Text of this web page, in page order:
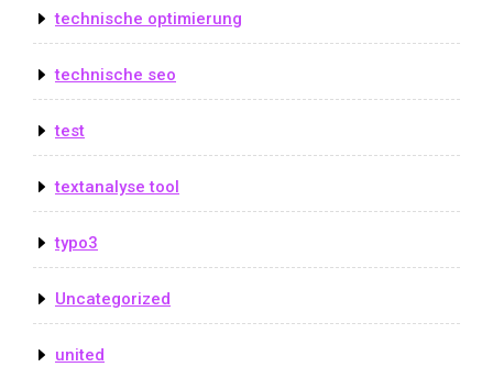
technische optimierung
technische seo
test
textanalyse tool
typo3
Uncategorized
united